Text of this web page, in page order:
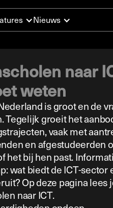
Nieuws
naar
weten
is groot en de
groeit het
vaak met
en afgestudeerden
het bij hen past.
wat biedt de ICT-sector
Op deze pagina lees
naar ICT.